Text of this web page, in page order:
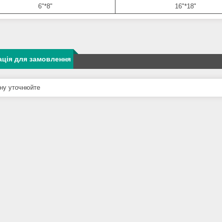
6"*8" 16"*18"
для замовлення
уточнюйте